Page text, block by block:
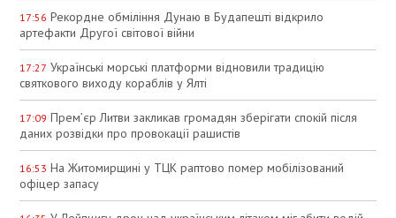
17:56 Рекордне обміління Дунаю в Будапешті відкрило
артефакти Другої світової війни
17:27 Українські морські платформи відновили традицію
святкового виходу кораблів у Ялті
17:09 Прем’єр Литви закликав громадян зберігати спокій після
даних розвідки про провокації рашистів
16:53 На Житомирщині у ТЦК раптово помер мобілізований
офіцер запасу